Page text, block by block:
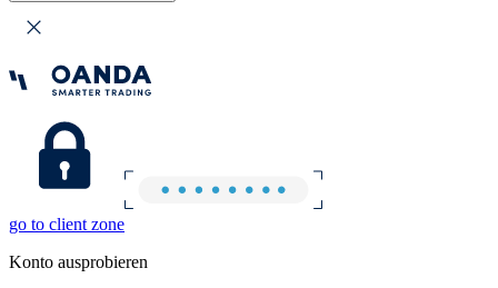
go to client zone
Konto ausprobieren